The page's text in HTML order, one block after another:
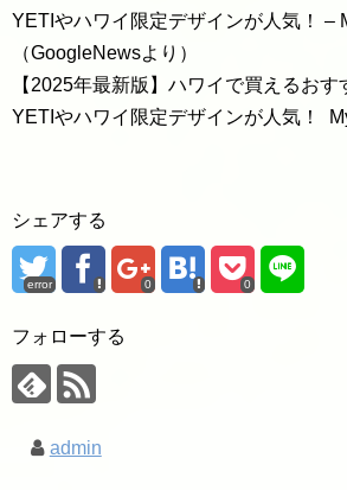
YETIやハワイ限定デザインが人気！ –
（GoogleNewsより）
【2025年最新版】ハワイで買えるおす
YETIやハワイ限定デザインが人気！
シェアする
error 0 0
フォローする
admin